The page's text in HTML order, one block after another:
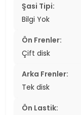
Şasi Tipi:
Bilgi Yok
Ön Frenler:
Çift disk
Arka Frenler:
Tek disk
Ön Lastik: